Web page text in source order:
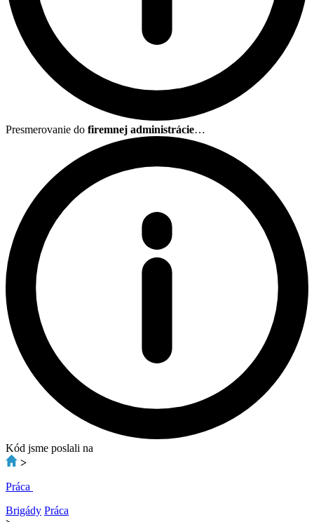
Presmerovanie do firemnej administrácie…
Kód jsme poslali na
>
Práca
Brigády Práca